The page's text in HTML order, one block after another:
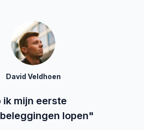
David Veldhoen
ik mijn eerste
lopen"